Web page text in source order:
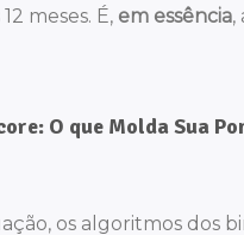
meses. É, em essência,
O que Molda Sua
os algoritmos dos